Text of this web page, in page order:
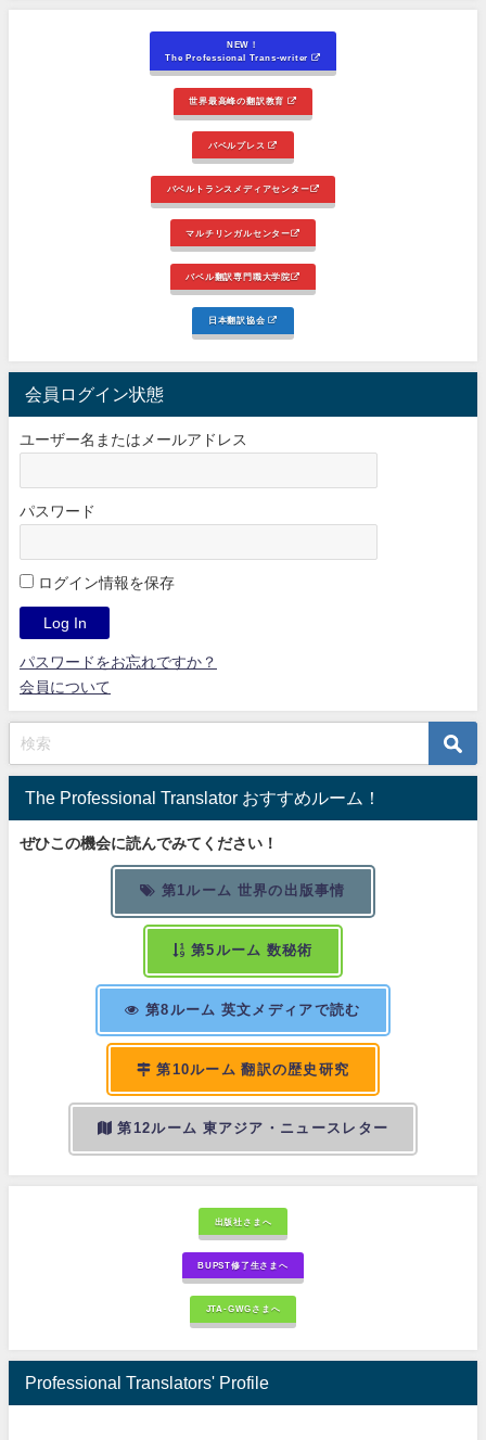
NEW！
The Professional Trans-writer
世界最高峰の翻訳教育
バベルプレス
バベルトランスメディアセンター
マルチリンガルセンター
バベル翻訳専門職大学院
日本翻訳協会
会員ログイン状態
ユーザー名またはメールアドレス
パスワード
ログイン情報を保存
パスワードをお忘れですか？
会員について
The Professional Translator おすすめルーム！
ぜひこの機会に読んでみてください！
第1ルーム 世界の出版事情
第5ルーム 数秘術
第8ルーム 英文メディアで読む
第10ルーム 翻訳の歴史研究
第12ルーム 東アジア・ニュースレター
出版社さまへ
BUPST修了生さまへ
JTA-GWGさまへ
Professional Translators' Profile